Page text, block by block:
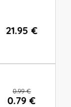
21.95 €
0.99 €
0.79 €